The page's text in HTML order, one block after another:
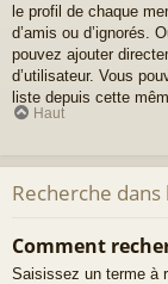
le profil de chaque
d’amis ou d’ignorés.
pouvez ajouter
d’utilisateur. Vous
liste depuis cette
Haut
Recherche
Comment
Saisissez un terme à